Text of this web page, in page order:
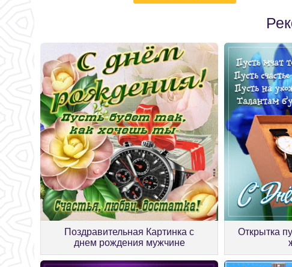
Поздравительная Картинка с
днем рождения мужчине
Открытка